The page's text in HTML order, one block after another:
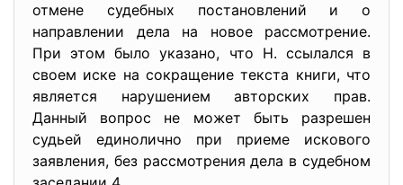
отмене судебных постановлений и о
направлении дела на новое рассмотрение.
При этом было указано, что Н. ссылался в
своем иске на сокращение текста книги, что
является нарушением авторских прав.
Данный вопрос не может быть разрешен
судьей единолично при приеме искового
заявления, без рассмотрения дела в судебном